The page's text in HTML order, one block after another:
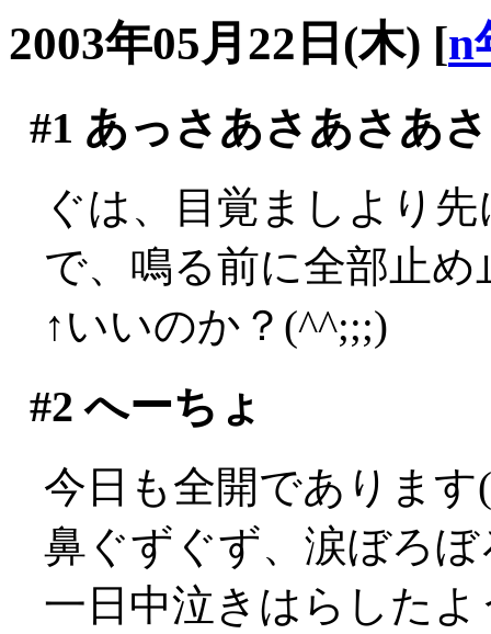
2003年05月22日(木) [n
#1 あっさあさあさあ
ぐは、目覚ましより
で、鳴る前に全部止
↑いいのか？(^^;;;)
#2 へーちょ
今日も全開であります
鼻ぐずぐず、涙ぼろ
一日中泣きはらした